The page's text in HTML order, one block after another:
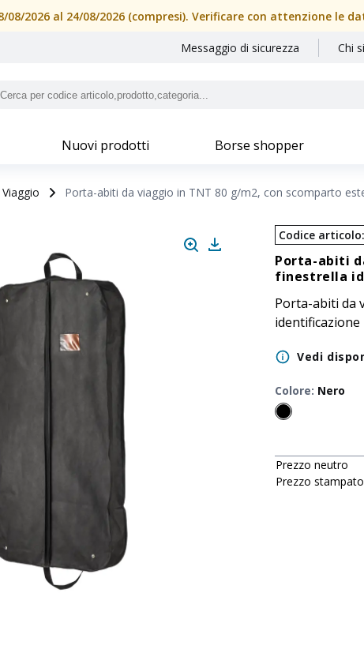
2026 al 24/08/2026 (compresi). Verificare con attenzione le
Messaggio di sicurezza Chi
Nuovi prodotti Borse shopper
Viaggio Porta-abiti da viaggio in TNT 80 g/m2, con scomparto
Codice articolo:
Porta-abiti
finestrella
Porta-abiti da
identificazione
Vedi
Colore: Nero
Prezzo neutro
Prezzo stampato